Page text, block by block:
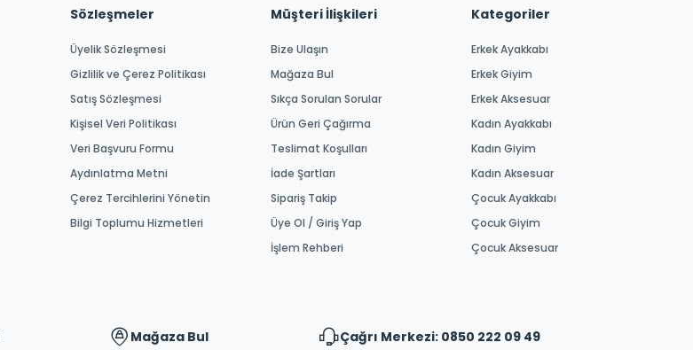
Sözleşmeler
Üyelik Sözleşmesi
Gizlilik ve Çerez Politikası
Satış Sözleşmesi
Kişisel Veri Politikası
Veri Başvuru Formu
Aydınlatma Metni
Çerez Tercihlerini Yönetin
Bilgi Toplumu Hizmetleri
Müşteri İlişkileri
Bize Ulaşın
Mağaza Bul
Sıkça Sorulan Sorular
Ürün Geri Çağırma
Teslimat Koşulları
İade Şartları
Sipariş Takip
Üye Ol / Giriş Yap
İşlem Rehberi
Kategoriler
Erkek Ayakkabı
Erkek Giyim
Erkek Aksesuar
Kadın Ayakkabı
Kadın Giyim
Kadın Aksesuar
Çocuk Ayakkabı
Çocuk Giyim
Çocuk Aksesuar
Mağaza Bul Çağrı Merkezi: 0850 222 09 49